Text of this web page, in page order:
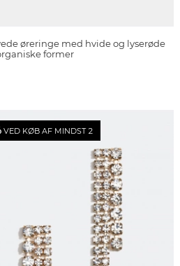
øreringe med hvide og lyserøde
former
VED KØB AF MINDST 2